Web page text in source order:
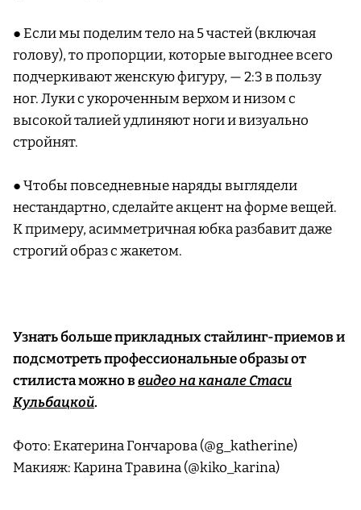
● Если мы поделим тело на 5 частей (включая
голову), то пропорции, которые выгоднее всего
подчеркивают женскую фигуру, — 2:3 в пользу
ног. Луки с укороченным верхом и низом с
высокой талией удлиняют ноги и визуально
стройнят.
● Чтобы повседневные наряды выглядели
нестандартно, сделайте акцент на форме вещей.
К примеру, асимметричная юбка разбавит даже
строгий образ с жакетом.
Узнать больше прикладных стайлинг-приемов и
подсмотреть профессиональные образы от
стилиста можно ввидео на канале Стаси
Кульбацкой.
Фото: Екатерина Гончарова (@g_katherine)
Макияж: Карина Травина (@kiko_karina)